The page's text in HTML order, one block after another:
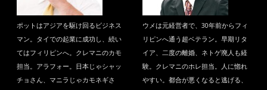
ポットはアジアを駆け回るビジネス
マン。タイでの起業に成功し、続い
てはフィリピンへ。クレマニのカモ
担当。アラフォー。日本じゃシャッ
チョさん、マニラじゃカモネギさ
ウメは元経営者で、30年前からフィ
リピンへ通う超ベテラン。早期リタ
イア、二度の離婚、ネトゲ廃人も経
験。クレマニのホレ担当。人に惚れ
やすい。都合が悪くなると逃げる、